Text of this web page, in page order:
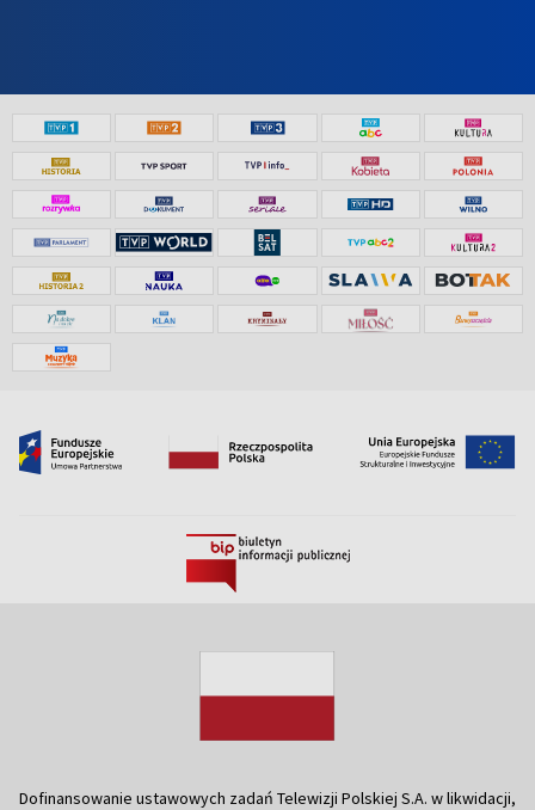
Dofinansowanie ustawowych zadań Telewizji Polskiej S.A. w likwidacji,